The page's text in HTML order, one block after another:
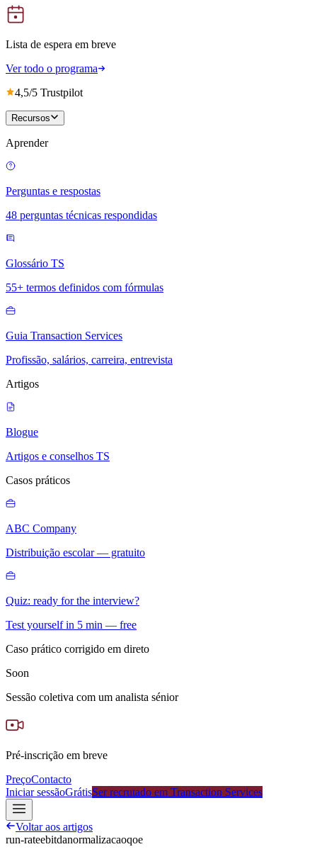
Lista de espera em breve
Ver todo o programa
4,5/5 Trustpilot
Recursos
Aprender
Perguntas e respostas
48 perguntas técnicas respondidas
Glossário TS
55+ termos definidos com fórmulas
Guia Transaction Services
Profissão, salários, carreira, entrevista
Artigos
Blogue
Artigos e conselhos TS
Casos práticos
ABC Company
Distribuição escolar — gratuito
Quiz: ready for the interview?
Test yourself in 5 min — free
Caso prático corrigido em direto
Soon
Sessão coletiva com um analista sénior
Pré-inscrição em breve
PreçoContacto
Iniciar sessãoGrátisSer recrutado em Transaction Services
Voltar aos artigos
run-rateebitdanormalizacaoqoe